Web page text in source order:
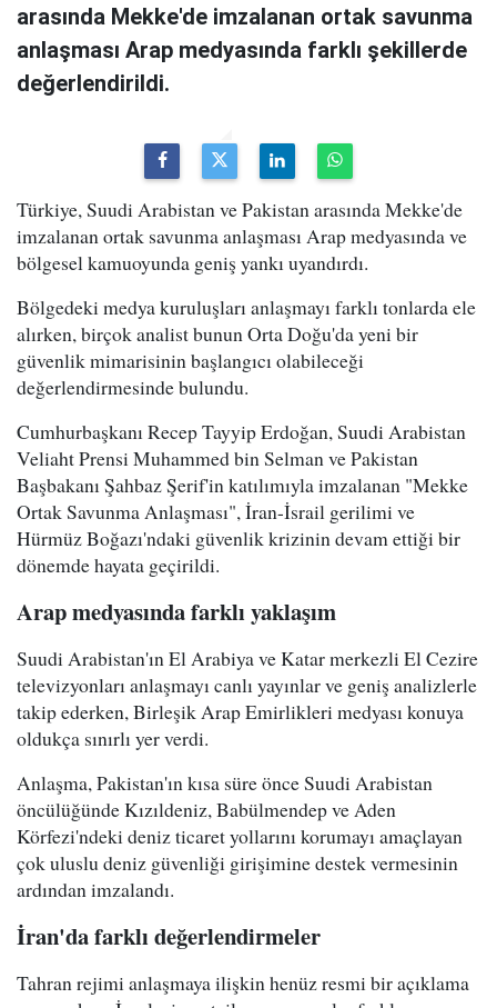
arasında Mekke'de imzalanan ortak savunma
anlaşması Arap medyasında farklı şekillerde
değerlendirildi.
Türkiye, Suudi Arabistan ve Pakistan arasında Mekke'de
imzalanan ortak savunma anlaşması Arap medyasında ve
bölgesel kamuoyunda geniş yankı uyandırdı.
Bölgedeki medya kuruluşları anlaşmayı farklı tonlarda ele
alırken, birçok analist bunun Orta Doğu'da yeni bir
güvenlik mimarisinin başlangıcı olabileceği
değerlendirmesinde bulundu.
Cumhurbaşkanı Recep Tayyip Erdoğan, Suudi Arabistan
Veliaht Prensi Muhammed bin Selman ve Pakistan
Başbakanı Şahbaz Şerif'in katılımıyla imzalanan "Mekke
Ortak Savunma Anlaşması", İran-İsrail gerilimi ve
Hürmüz Boğazı'ndaki güvenlik krizinin devam ettiği bir
dönemde hayata geçirildi.
Arap medyasında farklı yaklaşım
Suudi Arabistan'ın El Arabiya ve Katar merkezli El Cezire
televizyonları anlaşmayı canlı yayınlar ve geniş analizlerle
takip ederken, Birleşik Arap Emirlikleri medyası konuya
oldukça sınırlı yer verdi.
Anlaşma, Pakistan'ın kısa süre önce Suudi Arabistan
öncülüğünde Kızıldeniz, Babülmendep ve Aden
Körfezi'ndeki deniz ticaret yollarını korumayı amaçlayan
çok uluslu deniz güvenliği girişimine destek vermesinin
ardından imzalandı.
İran'da farklı değerlendirmeler
Tahran rejimi anlaşmaya ilişkin henüz resmi bir açıklama